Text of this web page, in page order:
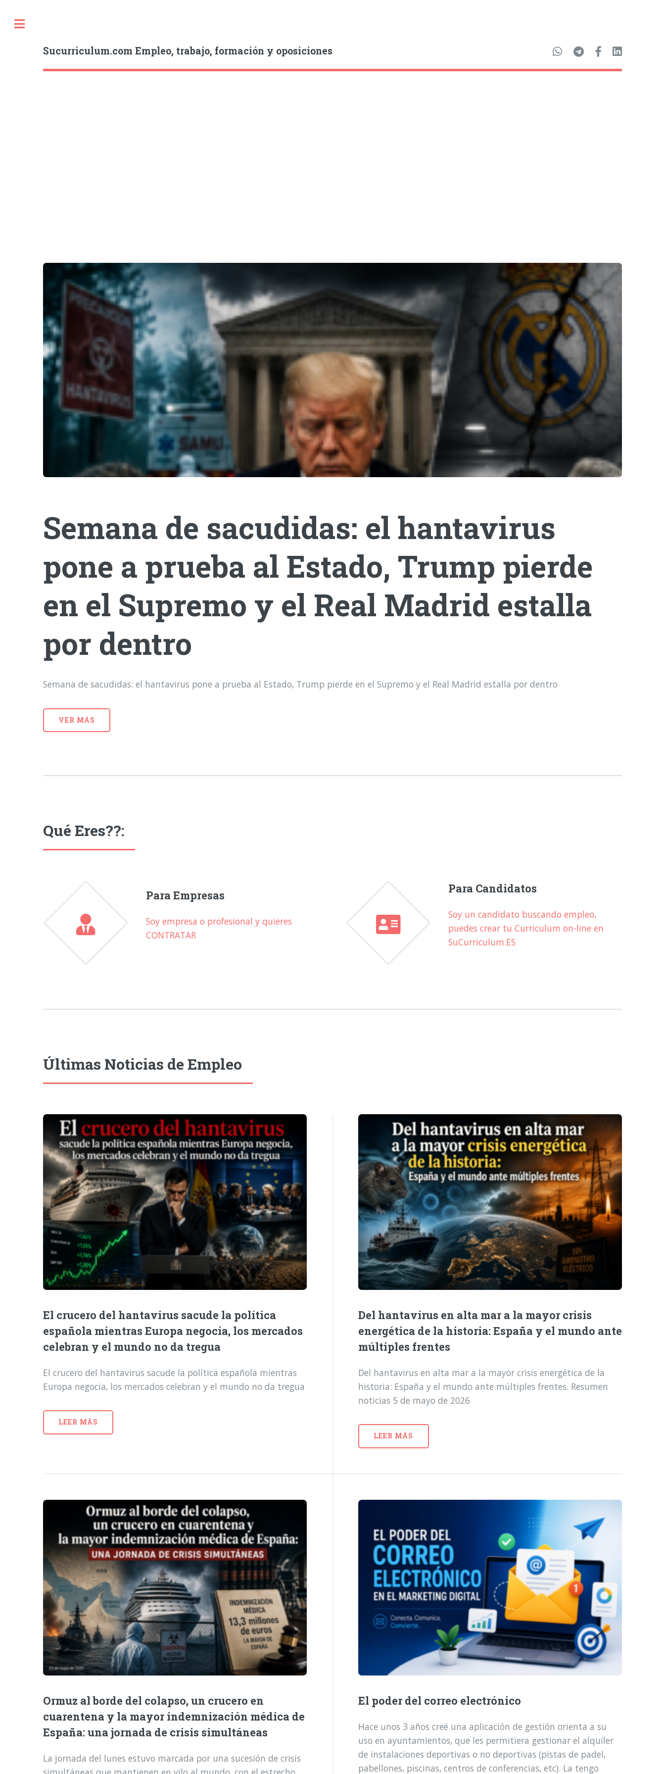
Sucurriculum.com Empleo, trabajo, formación y oposiciones
Semana de sacudidas: el hantavirus
pone a prueba al Estado, Trump pierde
en el Supremo y el Real Madrid estalla
por dentro
Semana de sacudidas: el hantavirus pone a prueba al Estado, Trump pierde en el Supremo y el Real Madrid estalla por dentro
VER MÁS
Qué Eres??:
Para Empresas
Soy empresa o profesional y quieres
CONTRATAR
Para Candidatos
Soy un candidato buscando empleo,
puedes crear tu Curriculum on-line en
SuCurriculum.ES
Últimas Noticias de Empleo
El crucero del hantavirus sacude la política
española mientras Europa negocia, los mercados
celebran y el mundo no da tregua
El crucero del hantavirus sacude la política española mientras
Europa negocia, los mercados celebran y el mundo no da tregua
LEER MÁS
Del hantavirus en alta mar a la mayor crisis
energética de la historia: España y el mundo ante
múltiples frentes
Del hantavirus en alta mar a la mayor crisis energética de la
historia: España y el mundo ante múltiples frentes. Resumen
noticias 5 de mayo de 2026
LEER MÁS
Ormuz al borde del colapso, un crucero en
cuarentena y la mayor indemnización médica de
España: una jornada de crisis simultáneas
La jornada del lunes estuvo marcada por una sucesión de crisis
El poder del correo electrónico
Hace unos 3 años creé una aplicación de gestión orienta a su
uso en ayuntamientos, que les permitiera gestionar el alquiler
de instalaciones deportivas o no deportivas (pistas de padel,
pabellones, piscinas, centros de conferencias, etc). La tengo